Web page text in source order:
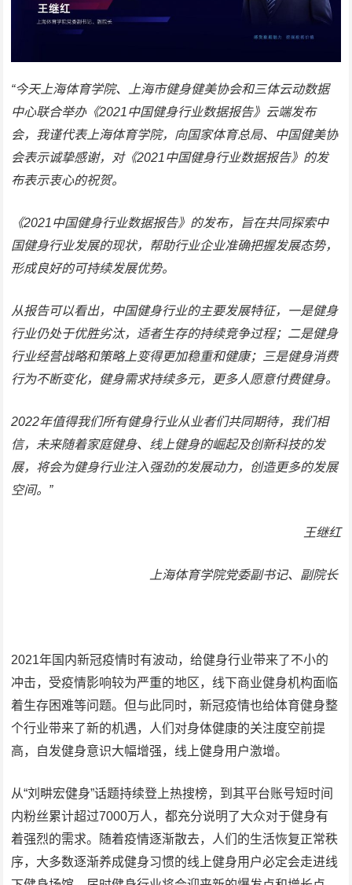
“今天上海体育学院、上海市健身健美协会和三体云动数据
中心联合举办《2021中国健身行业数据报告》云端发布
会， 我谨代表上海体育学院，向国家体育总局、中国健美协
会表示诚挚感谢，对《2021中国健身行业数据报告》的发
布表示衷心的祝贺。
《2021中国健身行业数据报告》的发布，旨在共同探索中
国健身行业发展的现状，帮助行业企业准确把握发展态势，
形成良好的可持续发展优势。
从报告可以看出，中国健身行业的主要发展特征，一是健身
行业仍处于优胜劣汰，适者生存的持续竞争过程；二是健身
行业经营战略和策略上变得更加稳重和健康；三是健身消费
行为不断变化，健身需求持续多元，更多人愿意付费健身。
2022年值得我们所有健身行业从业者们共同期待，我们相
信，未来随着家庭健身、线上健身的崛起及创新科技的发
展，将会为健身行业注入强劲的发展动力，创造更多的发展
空间。”
王继红
上海体育学院党委副书记、副院长
2021年国内新冠疫情时有波动，给健身行业带来了不小的
冲击，受疫情影响较为严重的地区，线下商业健身机构面临
着生存困难等问题。但与此同时，新冠疫情也给体育健身整
个行业带来了新的机遇，人们对身体健康的关注度空前提
高，自发健身意识大幅增强，线上健身用户激增。
从“刘畊宏健身”话题持续登上热搜榜，到其平台账号短时间
内粉丝累计超过7000万人，都充分说明了大众对于健身有
着强烈的需求。随着疫情逐渐散去，人们的生活恢复正常秩
序，大多数逐渐养成健身习惯的线上健身用户必定会走进线